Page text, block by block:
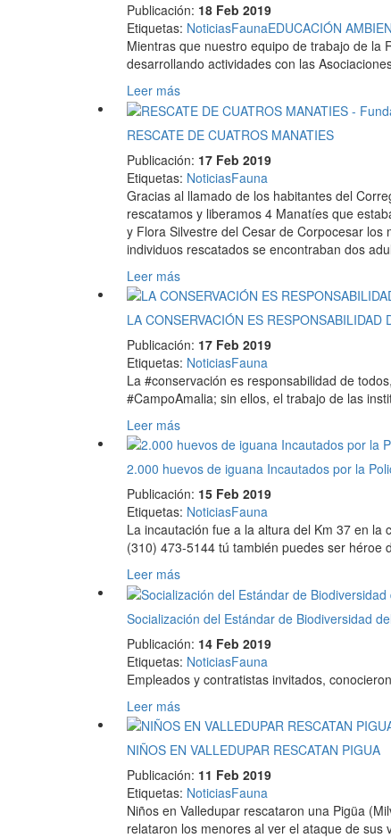
Publicación: 18 Feb 2019
Etiquetas: NoticiasFaunaEDUCACIÓN
Mientras que nuestro equipo de trabajo de la
desarrollando actividades con las
Leer más
RESCATE DE CUATROS MANATIES
Publicación: 17 Feb 2019
Etiquetas: NoticiasFauna
Gracias al llamado de los habitantes del
rescatamos y liberamos 4 Manatíes que
y Flora Silvestre del Cesar de Corpocesar
individuos rescatados se encontraban dos
Leer más
LA CONSERVACIÓN ES RESPONSABILIDAD
Publicación: 17 Feb 2019
Etiquetas: NoticiasFauna
La #conservación es responsabilidad de
#CampoAmalia; sin ellos, el trabajo de las
Leer más
2.000 huevos de iguana Incautados por la
Publicación: 15 Feb 2019
Etiquetas: NoticiasFauna
La incautación fue a la altura del Km 37 en
(310) 473-5144 tú también puedes ser héroe
Leer más
Socialización del Estándar de Biodiversidad
Publicación: 14 Feb 2019
Etiquetas: NoticiasFauna
Empleados y contratistas invitados,
Leer más
NIÑOS EN VALLEDUPAR RESCATAN PIGUA
Publicación: 11 Feb 2019
Etiquetas: NoticiasFauna
Niños en Valledupar rescataron una Pigüa
relataron los menores al ver el ataque de sus